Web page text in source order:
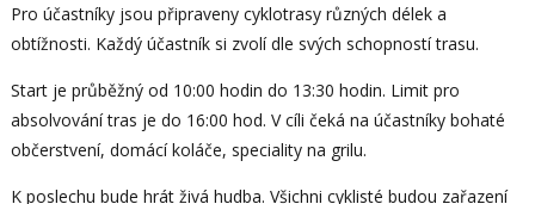
Pro účastníky jsou připraveny cyklotrasy různých délek a
obtížnosti. Každý účastník si zvolí dle svých schopností trasu.
Start je průběžný od 10:00 hodin do 13:30 hodin. Limit pro
absolvování tras je do 16:00 hod. V cíli čeká na účastníky bohaté
občerstvení, domácí koláče, speciality na grilu.
K poslechu bude hrát živá hudba. Všichni cyklisté budou zařazení